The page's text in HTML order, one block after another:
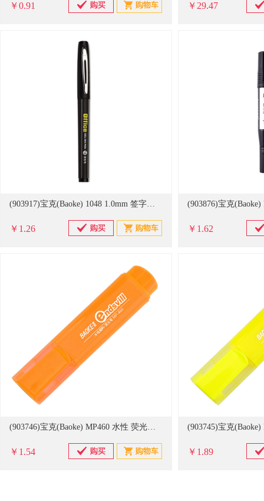
￥0.91 ￥29.47
(903917)宝克(Baoke) 1048 1.0mm 签字笔 黑色(单位：支)
￥1.26 ￥1.62
(903746)宝克(Baoke) MP460 水性 荧光笔 橙色(单位：支)
￥1.54 ￥1.89